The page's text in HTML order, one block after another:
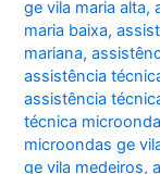
ge vila maria alta,
maria baixa,
mariana,
assistência
assistência
técnica
microondas ge
ge vila medeiros,